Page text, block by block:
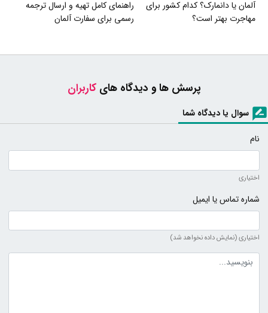
آلمان یا دانمارک؟ کدام کشور برای
مهاجرت بهتر است؟
راهنمای کامل تهیه و ارسال ترجمه
رسمی برای سفارت آلمان
پرسش ها و دیدگاه هایکاربران
سوال یا دیدگاه شما
نام
اختیاری
شماره تماس یا ایمیل
اختیاری (نمایش داده نخواهد شد)
متن دیدگاه